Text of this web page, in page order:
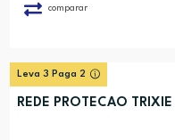
comparar
Leva 3 Paga 2
REDE PROTECAO